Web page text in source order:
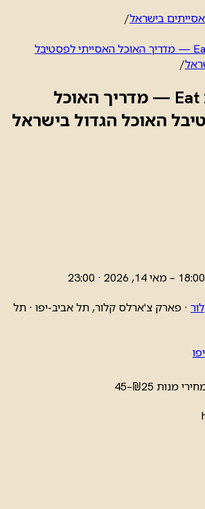
בישראל/
תל אביב Eat 2026 — מדריך האוכל האסייתי לפסטיבל
/
תל אביב Eat 2026 — מדריך האוכל
האוכל הגדול בישראל
· פארק צ'ארלס קלור, תל אביב-יפו · תל
מנות ₪25–45